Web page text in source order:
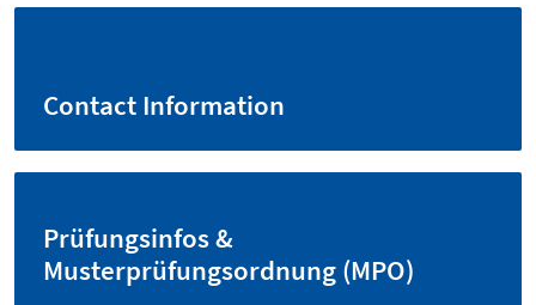
Contact Information
Prüfungsinfos &
Musterprüfungsordnung (MPO)